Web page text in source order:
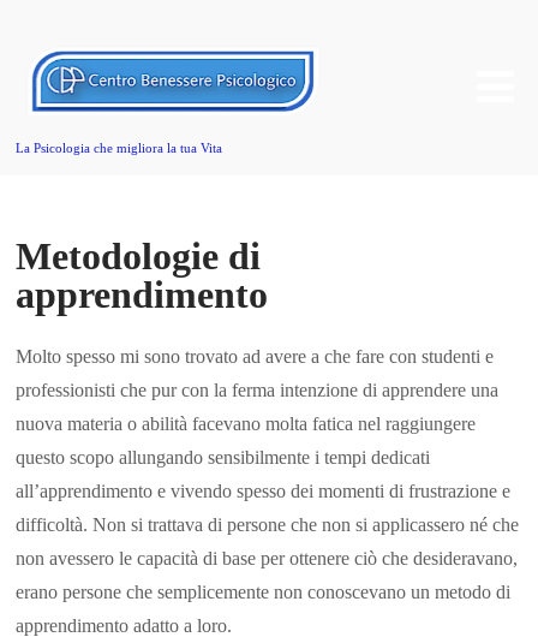
La Psicologia che migliora la tua Vita
Metodologie di
apprendimento
Molto spesso mi sono trovato ad avere a che fare con studenti e
professionisti che pur con la ferma intenzione di apprendere una
nuova materia o abilità facevano molta fatica nel raggiungere
questo scopo allungando sensibilmente i tempi dedicati
all’apprendimento e vivendo spesso dei momenti di frustrazione e
difficoltà. Non si trattava di persone che non si applicassero né che
non avessero le capacità di base per ottenere ciò che desideravano,
erano persone che semplicemente non conoscevano un metodo di
apprendimento adatto a loro.